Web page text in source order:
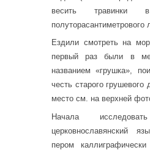
весить
Ездили смотреть на
первый раз были в
названием «грушка»,
честь старого грушевого
место см. на верхней
Начала
церковнославянский
пером